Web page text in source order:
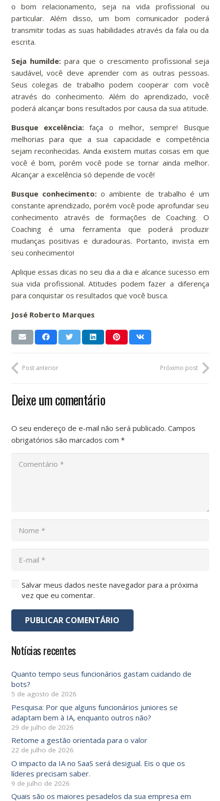
o bom relacionamento, seja na vida profissional ou
particular. Além disso, um bom comunicador poderá
transmitir todas as suas habilidades através da fala ou da
escrita.
Seja humilde:para que o crescimento profissional seja
saudável, você deve aprender com as outras pessoas.
Seus colegas de trabalho podem cooperar com você
através do conhecimento. Além do aprendizado, você
poderá alcançar bons resultados por causa da sua atitude.
Busque excelência:faça o melhor, sempre! Busque
melhorias para que a sua capacidade e competência
sejam reconhecidas. Ainda existem muitas coisas em que
você é bom, porém você pode se tornar ainda melhor.
Alcançar a excelência só depende de você!
Busque conhecimento:o ambiente de trabalho é um
constante aprendizado, porém você pode aprofundar seu
conhecimento através de formações de Coaching. O
Coaching é uma ferramenta que poderá produzir
mudanças positivas e duradouras. Portanto, invista em
seu conhecimento!
Aplique essas dicas no seu dia a dia e alcance sucesso em
sua vida profissional. Atitudes podem fazer a diferença
para conquistar os resultados que você busca.
José Roberto Marques
Post anterior Próximo post
Deixe um comentário
O seu endereço de e-mail não será publicado. Campos
obrigatórios são marcados com *
Salvar meus dados neste navegador para a próxima
vez que eu comentar.
PUBLICAR COMENTÁRIO
Notícias recentes
Quanto tempo seus funcionários gastam cuidando de
bots?
5 de agosto de 2026
Pesquisa: Por que alguns funcionários juniores se
adaptam bem à IA, enquanto outros não?
29 de julho de 2026
Retome a gestão orientada para o valor
22 de julho de 2026
O impacto da IA ​​no SaaS será desigual. Eis o que os
líderes precisam saber.
9 de julho de 2026
Quais são os maiores pesadelos da sua empresa em